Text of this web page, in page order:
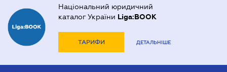
Національний юридичний
каталог України Liga:BOOK
ТАРИФИ ДЕТАЛЬНІШЕ